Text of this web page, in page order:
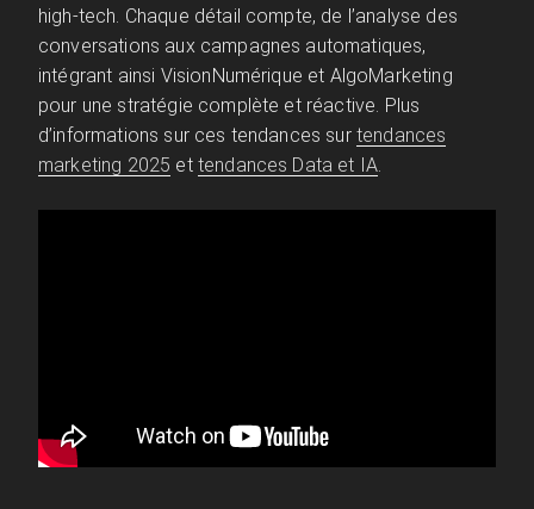
high-tech. Chaque détail compte, de l’analyse des
conversations aux campagnes automatiques,
intégrant ainsi VisionNumérique et AlgoMarketing
pour une stratégie complète et réactive. Plus
d’informations sur ces tendances sur tendances
marketing 2025 et tendances Data et IA.